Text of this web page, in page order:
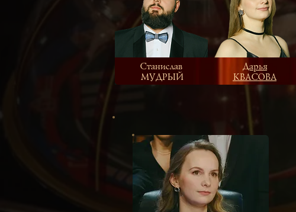
Станислав
МУДРЫЙ
Дарья
КВАСОВА